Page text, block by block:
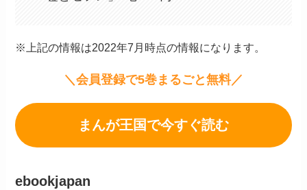
※上記の情報は2022年7月時点の情報になります。
＼会員登録で5巻まるごと無料／
まんが王国で今すぐ読む
ebookjapan